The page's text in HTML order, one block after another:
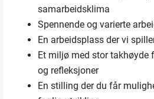
samarbeidsklima
Spennende og varierte
En arbeidsplass der vi
Et miljø med stor
og refleksjoner
En stilling der du får